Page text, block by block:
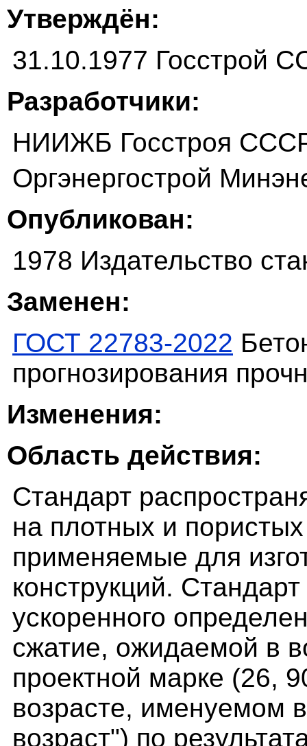
Утверждён:
31.10.1977 Госстрой
Разработчики:
НИИЖБ Госстроя
Оргэнергострой
Опубликован:
1978 Издательство
Заменен:
ГОСТ 22783-2022
прогнозирования
Изменения:
Область действия:
Стандарт
на плотных и
применяемые для
конструкций.
ускоренного
сжатие, ожидаемой в
проектной марке (26,
возрасте, именуемом
возраст") по